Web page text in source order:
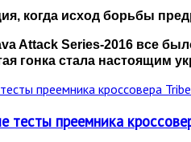
когда исход борьбы
Attack Series-2016 все
гонка стала настоящим
тесты преемника